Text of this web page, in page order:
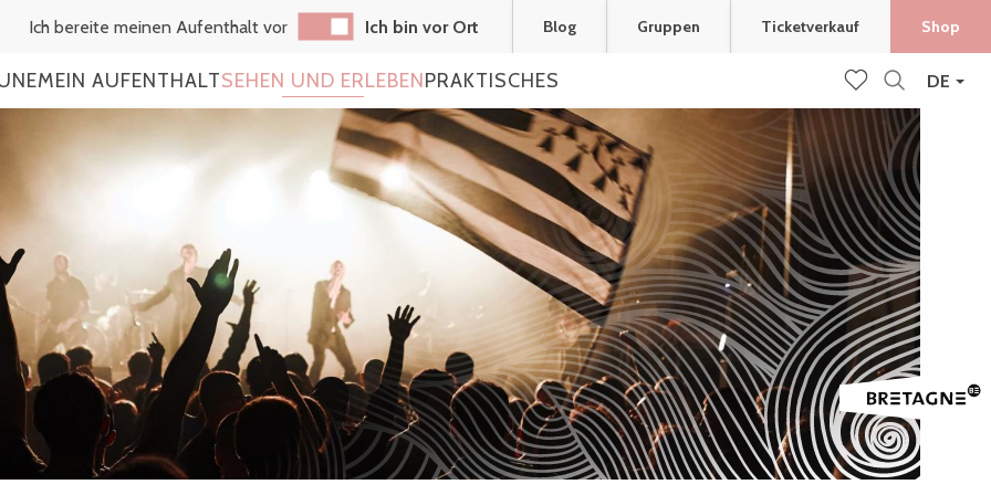
Voir les favoris
Suche
DE
Ich bereite meinen Aufenthalt vor Ich bin vor Ort Blog Gruppen Ticketverkauf Shop
MEIN AUFENTHALTSEHEN UND ERLEBENPRAKTISCHES